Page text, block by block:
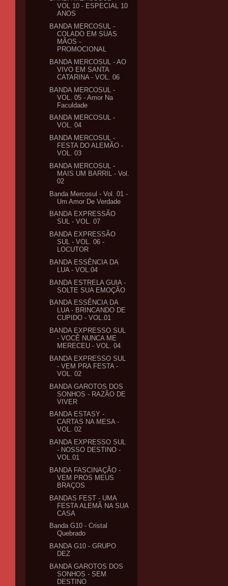
VOL 10 - ESPECIAL 10
ANOS
BANDA MERCOSUL -
COLADO EM SUAS
MÃOS -
PROMOCIONAL
BANDA MERCOSUL - AO
VIVO EM SANTA
CATARINA - VOL. 06
BANDA MERCOSUL -
VOL. 05 - Amor Na
Faculdade
BANDA MERCOSUL -
VOL. 04
BANDA MERCOSUL -
FESTA DO ALEMÃO -
VOL. 03
BANDA MERCOSUL -
MAIS UM BARRIL - Vol.
02
Banda Mercosul - Vol. 01 -
Um Amor De Verdade
BANDA EXPRESSÃO
SUL - VOL. 07
BANDA EXPRESSÃO
SUL - VOL. 06 -
LOCUTOR
BANDA ESSÊNCIA DA
LUA - VOL.04
BANDA ESTRELA GUIA -
SOLTE SUA EMOÇÃO
BANDA ESSÊNCIA DA
LUA - BRINCANDO DE
CUPIDO - VOL.01
BANDA EXPRESSO SUL
- VOCÊ NUNCA ME
MERECEU - VOL. 04
BANDA EXPRESSO SUL
- VEM PRA FESTA -
VOL. 02
BANDA GAROTOS DOS
SONHOS - RAZÃO DE
VIVER
BANDA ESTASY -
CARTAS NA MESA -
VOL. 02
BANDA EXPRESSO SUL
- NOSSO DESTINO -
VOL.01
BANDA FASCINAÇÃO -
VEM PROS MEUS
BRAÇOS
BANDAS FEST - UMA
FESTA ALEMÃ NA SUA
CASA
Banda G10 - Cristal
Quebrado
BANDA G10 - GRUPO
DEZ
BANDA GAROTOS DOS
SONHOS - SEM
DESTINO